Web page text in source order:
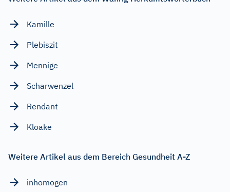
Kamille
Plebiszit
Mennige
Scharwenzel
Rendant
Kloake
Weitere Artikel aus dem Bereich Gesundheit A-Z
inhomogen